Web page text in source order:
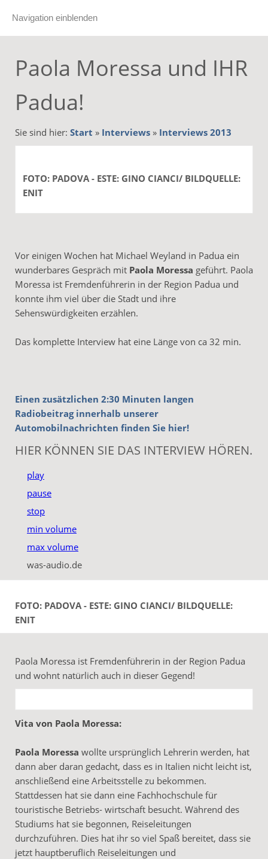
Navigation einblenden
Paola Moressa und IHR
Padua!
Sie sind hier: Start » Interviews » Interviews 2013
FOTO: PADOVA - ESTE: GINO CIANCI/ BILDQUELLE:
ENIT
Vor einigen Wochen hat Michael Weyland in Padua ein
wunderbares Gespräch mit Paola Moressa geführt. Paola
Moressa ist Fremdenführerin in der Region Padua und
konnte ihm viel über die Stadt und ihre
Sehenswürdigkeiten erzählen.
Das komplette Interview hat eine Länge von ca 32 min.
Einen zusätzlichen 2:30 Minuten langen
Radiobeitrag innerhalb unserer
Automobilnachrichten finden Sie hier!
HIER KÖNNEN SIE DAS INTERVIEW HÖREN.
play
pause
stop
min volume
max volume
was-audio.de
FOTO: PADOVA - ESTE: GINO CIANCI/ BILDQUELLE:
ENIT
Paola Moressa ist Fremdenführerin in der Region Padua
und wohnt natürlich auch in dieser Gegend!
Vita von Paola Moressa:
Paola Moressa wollte ursprünglich Lehrerin werden, hat
dann aber daran gedacht, dass es in Italien nicht leicht ist,
anschließend eine Arbeitsstelle zu bekommen.
Stattdessen hat sie dann eine Fachhochschule für
touristische Betriebs- wirtschaft besucht. Während des
Studiums hat sie begonnen, Reiseleitungen
durchzuführen. Dies hat ihr so viel Spaß bereitet, dass sie
jetzt hauptberuflich Reiseleitungen und